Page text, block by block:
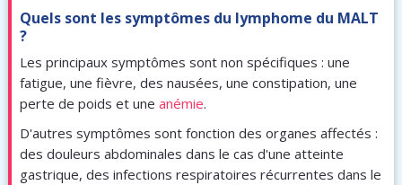
Quels sont les symptômes du lymphome du MALT
?
Les principaux symptômes sont non spécifiques : une
fatigue, une fièvre, des nausées, une constipation, une
perte de poids et une anémie.
D'autres symptômes sont fonction des organes affectés :
des douleurs abdominales dans le cas d'une atteinte
gastrique, des infections respiratoires récurrentes dans le